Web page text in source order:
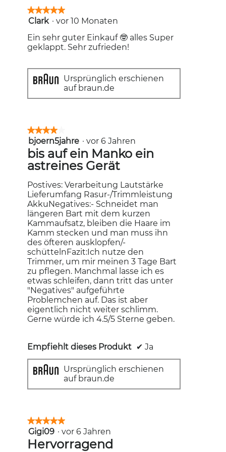
★★★★★
★★★★★
5
5
Sternen.
Clark · vor 10 Monaten
Ein sehr guter Einkauf 🤓 alles Super
geklappt. Sehr zufrieden!
Ursprünglich erschienen
auf braun.de
★★★★★
★★★★★
4
von
5
Sternen.
bjoern5jahre · vor 6 Jahren
bis auf ein Manko ein
astreines Gerät
Postives: Verarbeitung Lautstärke
Lieferumfang Rasur-/Trimmleistung
AkkuNegatives:- Schneidet man
längeren Bart mit dem kurzen
Kammaufsatz, bleiben die Haare im
Kamm stecken und man muss ihn
des öfteren ausklopfen/-
schüttelnFazit:Ich nutze den
Trimmer, um mir meinen 3 Tage Bart
zu pflegen. Manchmal lasse ich es
etwas schleifen, dann tritt das unter
"Negatives" aufgeführte
Problemchen auf. Das ist aber
eigentlich nicht weiter schlimm.
Gerne würde ich 4.5/5 Sterne geben.
Empfiehlt dieses Produkt ✔ Ja
Ursprünglich erschienen
auf braun.de
★★★★★
★★★★★
5
von
5
Gigi09 · vor 6 Jahren
Hervorragend